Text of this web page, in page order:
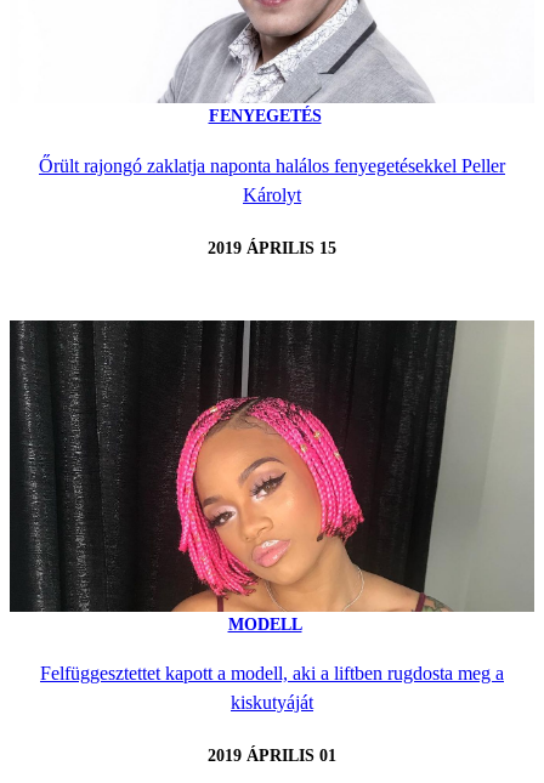
FENYEGETÉS
Őrült rajongó zaklatja naponta halálos fenyegetésekkel Peller
Károlyt
2019 ÁPRILIS 15
MODELL
Felfüggesztettet kapott a modell, aki a liftben rugdosta meg a
kiskutyáját
2019 ÁPRILIS 01